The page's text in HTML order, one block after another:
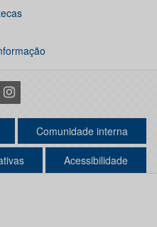
Instagram
Comunidade interna
Acessibilidade